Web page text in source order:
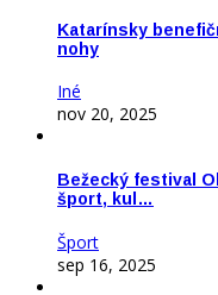
Katarínsky
nohy
Iné
nov 20, 2025
Bežecký festival
šport, kul…
Šport
sep 16, 2025